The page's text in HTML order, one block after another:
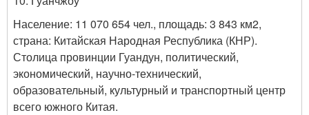
Население: 11 070 654 чел., площадь: 3 843 км2,
страна: Китайская Народная Республика (КНР).
Столица провинции Гуандун, политический,
экономический, научно-технический,
образовательный, культурный и транспортный центр
всего южного Китая.